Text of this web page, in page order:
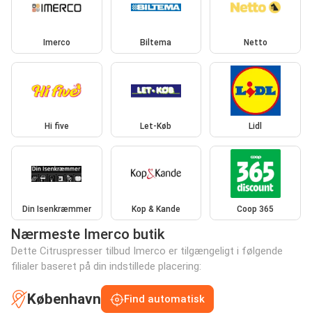
Imerco Biltema Netto
Hi five Let-Køb Lidl
Din Isenkræmmer Kop & Kande Coop 365
Nærmeste Imerco butik
Dette Citruspresser tilbud Imerco er tilgængeligt i følgende
filialer baseret på din indstillede placering:
København Find automatisk